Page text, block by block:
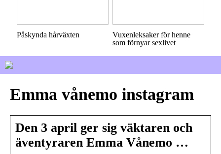
Påskynda hårväxten
Vuxenleksaker för henne
som förnyar sexlivet
Emma vånemo instagram
Den 3 april ger sig väktaren och
äventyraren Emma Vånemo …